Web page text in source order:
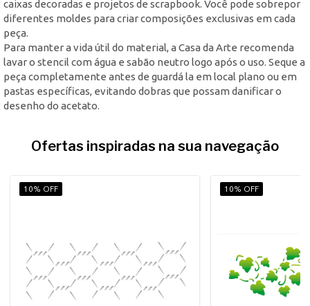
caixas decoradas e projetos de scrapbook. Você pode sobrepor
diferentes moldes para criar composições exclusivas em cada
peça.
Para manter a vida útil do material, a Casa da Arte recomenda
lavar o stencil com água e sabão neutro logo após o uso. Seque a
peça completamente antes de guardá la em local plano ou em
pastas específicas, evitando dobras que possam danificar o
desenho do acetato.
Ofertas inspiradas na sua navegação
10% OFF 10% OFF